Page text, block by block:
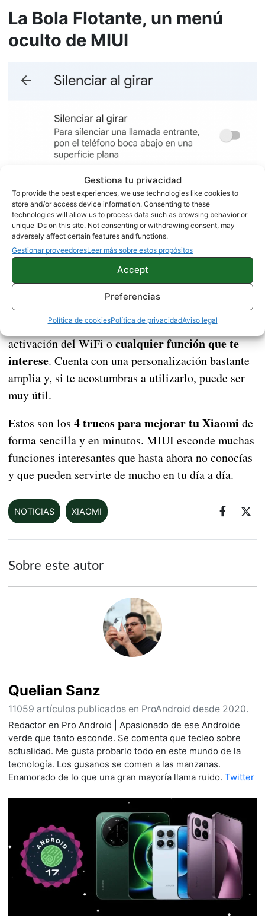
Gestiona tu privacidad
To provide the best experiences, we use technologies like cookies to
store and/or access device information. Consenting to these
technologies will allow us to process data such as browsing behavior or
unique IDs on this site. Not consenting or withdrawing consent, may
adversely affect certain features and functions.
Gestionar proveedoresLeer más sobre estos propósitos
Accept
Preferencias
Política de cookiesPolítica de privacidadAviso legal
La Bola Flotante, un menú
oculto de MIUI
LaBola Flotante de MIUIes un menú oculto que
muy poca gente conoce. Se activa desde «Ajustes
Adicionales» y permite tener acceso a un
desplegable
con botones y accesos directos desde
cualquier parte de la interfaz.
Se puede personalizar para que las «bolas»
muestren un acceso a capturas de pantalla,
activación del WiFi ocualquier función que te
interese. Cuenta con una personalización bastante
amplia y, si te acostumbras a utilizarlo, puede ser
muy útil.
Estos son los 4 trucos para mejorar tu Xiaomi de
forma sencilla y en minutos. MIUI esconde muchas
funciones interesantes que hasta ahora no conocías
y que pueden servirte de mucho en tu día a día.
NOTICIAS XIAOMI
Sobre este autor
Quelian Sanz
11059 artículos publicados en ProAndroid desde 2020.
Redactor en Pro Android | Apasionado de ese Androide
verde que tanto esconde. Se comenta que tecleo sobre
actualidad. Me gusta probarlo todo en este mundo de la
tecnología. Los gusanos se comen a las manzanas.
Enamorado de lo que una gran mayoría llama ruido. Twitter